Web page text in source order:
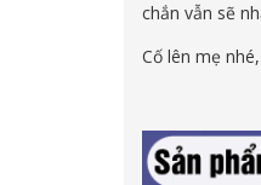
chắn vẫn sẽ
Cố lên mẹ